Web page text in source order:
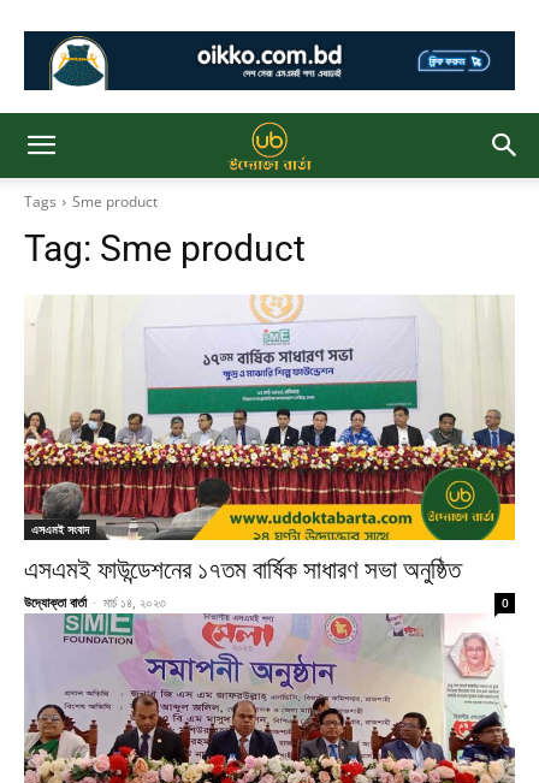
Tags Sme product
Tag: Sme product
এসএমই সংবাদ
এসএমই ফাউন্ডেশনের ১৭তম বার্ষিক সাধারণ সভা অনুষ্ঠিত
উদ্যোক্তা বার্তা - মার্চ ১৪, ২০২৩ 0